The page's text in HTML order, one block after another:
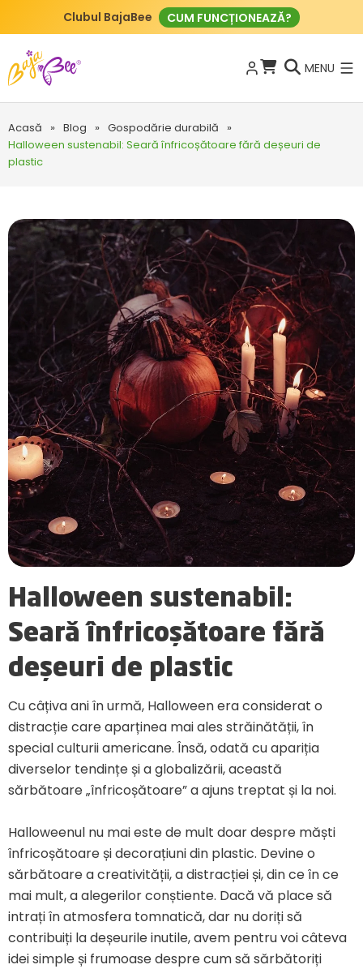
Clubul BajaBee CUM FUNCȚIONEAZĂ?
MENU
Acasă » Blog » Gospodărie durabilă
»
Halloween sustenabil: Seară înfricoșătoare fără deșeuri de
plastic
Halloween sustenabil:
Seară înfricoșătoare fără
deșeuri de plastic
Cu câțiva ani în urmă, Halloween era considerat o
distracție care aparținea mai ales străinătății, în
special culturii americane. Însă, odată cu apariția
diverselor tendințe și a globalizării, această
sărbătoare „înfricoșătoare” a ajuns treptat și la noi.
Halloweenul nu mai este de mult doar despre măști
înfricoșătoare și decorațiuni din plastic. Devine o
sărbătoare a creativității, a distracției și, din ce în ce
mai mult, a alegerilor conștiente. Dacă vă place să
intrați în atmosfera tomnatică, dar nu doriți să
contribuiți la deșeurile inutile, avem pentru voi câteva
idei simple și frumoase despre cum să sărbătoriți